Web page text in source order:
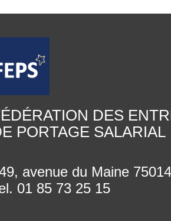
DES
PORTAGE SALARIAL
avenue du Maine
01 85 73 25 15